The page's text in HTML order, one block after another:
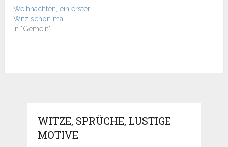
Weihnachten, ein erster
Witz schon mal
In "Gemein"
WITZE, SPRÜCHE, LUSTIGE
MOTIVE